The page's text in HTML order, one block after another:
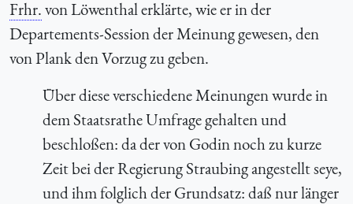
Frhr.von Löwenthal erklärte, wie er in der
Departements-Session der Meinung gewesen, den
von Plank den Vorzug zu geben.
Über diese verschiedene Meinungen wurde in
dem Staatsrathe Umfrage gehalten und
beschloßen: da der von Godin noch zu kurze
Zeit bei der Regierung Straubing angestellt seye,
und ihm folglich der Grundsatz: daß nur länger